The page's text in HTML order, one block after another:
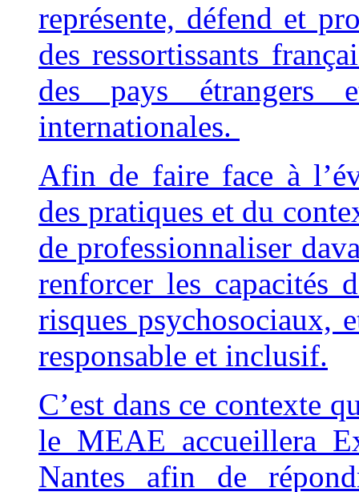
représente, défend et
des ressortissants
des pays étrangers
internationales.
Afin de faire face à
des pratiques et du
de professionnaliser
renforcer les capacités
risques psychosociaux,
responsable et inclusif.
C’est dans ce contexte
le MEAE accueillera
Nantes afin de